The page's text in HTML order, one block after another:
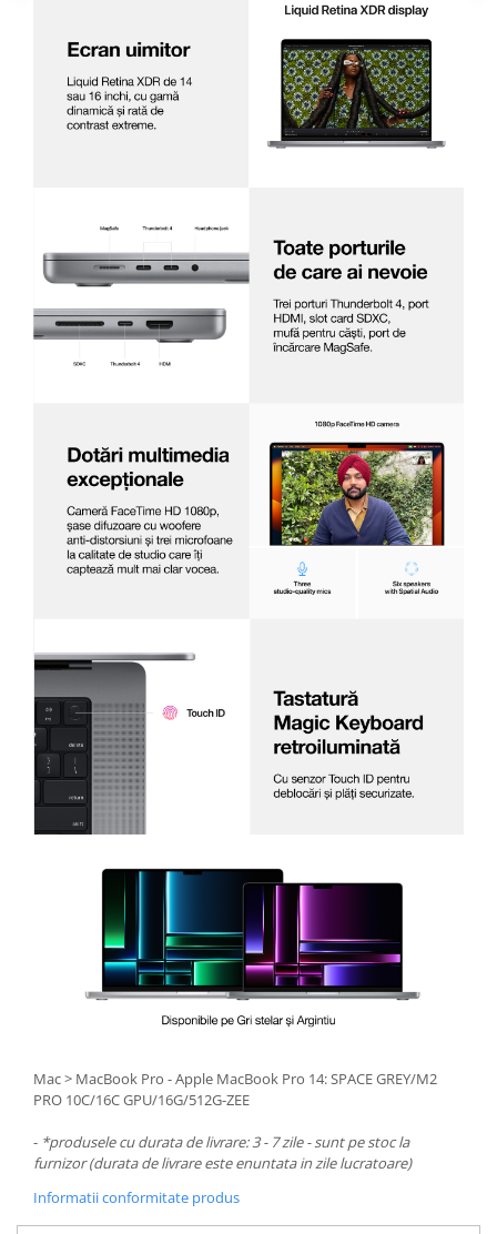
Mac > MacBook Pro - Apple MacBook Pro 14: SPACE GREY/M2
PRO 10C/16C GPU/16G/512G-ZEE
- *produsele cu durata de livrare: 3 - 7 zile - sunt pe stoc la
furnizor (durata de livrare este enuntata in zile lucratoare)
Informatii conformitate produs